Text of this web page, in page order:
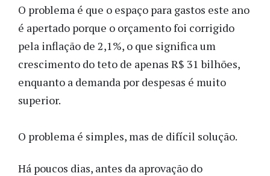
O problema é que o espaço para gastos este ano
é apertado porque o orçamento foi corrigido
pela inflação de 2,1%, o que significa um
crescimento do teto de apenas R$ 31 bilhões,
enquanto a demanda por despesas é muito
superior.
O problema é simples, mas de difícil solução.
Há poucos dias, antes da aprovação do